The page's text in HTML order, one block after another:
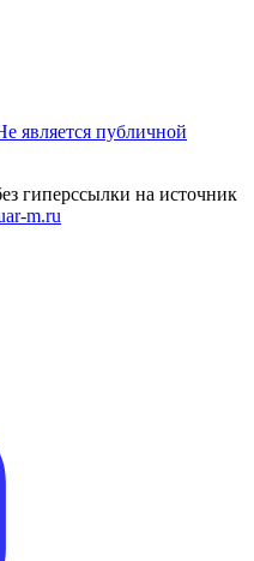
является публичной
гиперссылки на источник
m.ru